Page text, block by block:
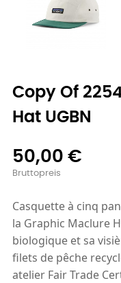
Copy Of
Hat UGBN
50,00 €
Bruttopreis
Casquette à cinq
la Graphic Maclure
biologique et sa
filets de pêche
atelier Fair Trade